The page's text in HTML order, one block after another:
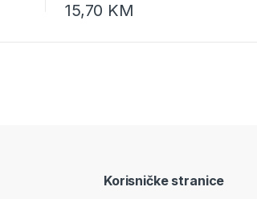
15,70 KM
Korisničke stranice